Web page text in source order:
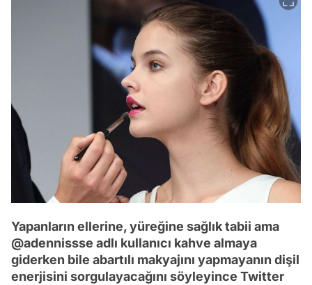
Yapanların ellerine, yüreğine sağlık tabii ama
@adennissse adlı kullanıcı kahve almaya
giderken bile abartılı makyajını yapmayanın dişil
enerjisini sorgulayacağını söyleyince Twitter